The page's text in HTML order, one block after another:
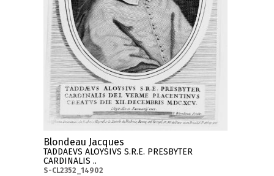
Blondeau Jacques
TADDAEVS ALOYSIVS S.R.E. PRESBYTER
CARDINALIS ..
S-CL2352_14902